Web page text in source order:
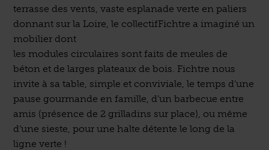
terrasse des vents, vaste esplanade verte en paliers
donnant sur la Loire, le collectifFichtre a imaginé un
mobilier dont
les modules circulaires sont faits de meules de
béton et de larges plateaux de bois. Fichtre nous
invite à sa table, simple et conviviale, le temps d’une
pause gourmande en famille, d’un barbecue entre
amis (présence de 2 grilladins sur place), ou même
d’une sieste, pour une halte détente le long de la
ligne verte !